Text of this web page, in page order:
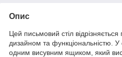
Опис
Цей письмовий стіл
дизайном та функціональністю. У
одним висувним ящиком, який